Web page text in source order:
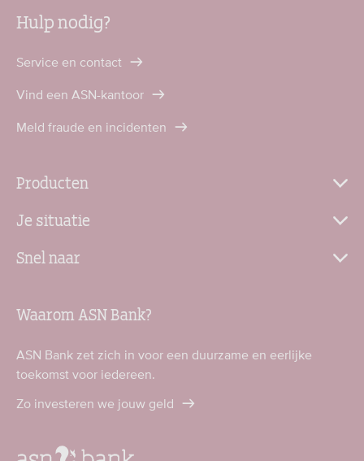
Hulp nodig?
Service en contact
Vind een ASN-kantoor
Meld fraude en incidenten
Producten
Je situatie
Snel naar
Waarom ASN Bank?
ASN Bank zet zich in voor een duurzame en eerlijke
toekomst voor iedereen.
Zo investeren we jouw geld